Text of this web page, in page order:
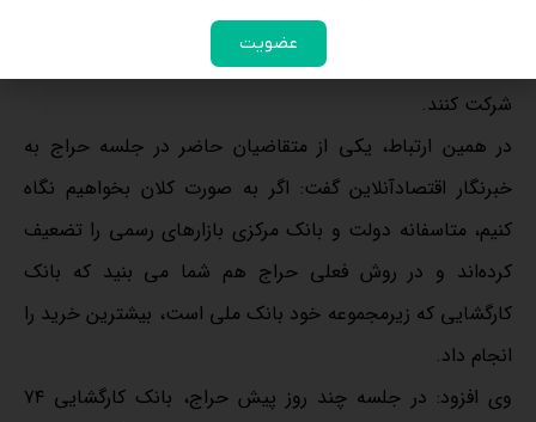
طبیعتا چنین اعداد و ارقامی تنها مشتریان خاص خود را دارد و
خریدارانی که نقدینگی کمتری دارند، نمی توانند در این حراج
شرکت کنند.
در همین ارتباط، یکی از متقاضیان حاضر در جلسه حراج به
خبرنگار اقتصادآنلاین گفت: اگر به صورت کلان بخواهیم نگاه
کنیم، متاسفانه دولت و بانک مرکزی بازارهای رسمی را تضعیف
کرده‌اند و در روش فعلی حراج هم شما می بنید که بانک
کارگشایی که زیرمجموعه خود بانک ملی است، بیشترین خرید را
انجام داد.
وی افزود: در جلسه چند روز پیش حراج، بانک کارگشایی ۷۴
عضویت